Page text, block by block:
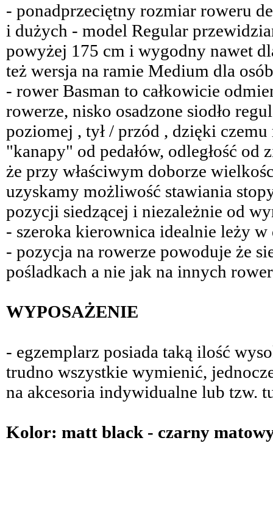
- ponadprzeciętny rozmiar roweru
i dużych - model Regular
powyżej 175 cm i wygodny nawet
też wersja na ramie Medium dla
- rower Basman to całkowicie
rowerze, nisko osadzone siodło
poziomej , tył / przód , dzięki
"kanapy" od pedałów, odległość od
że przy właściwym doborze
uzyskamy możliwość stawiania
pozycji siedzącej i niezależnie od
- szeroka kierownica idealnie leży w
- pozycja na rowerze powoduje że
pośladkach a nie jak na innych
WYPOSAŻENIE
- egzemplarz posiada taką ilość
trudno wszystkie wymienić,
na akcesoria indywidualne lub tzw.
Kolor: matt black - czarny